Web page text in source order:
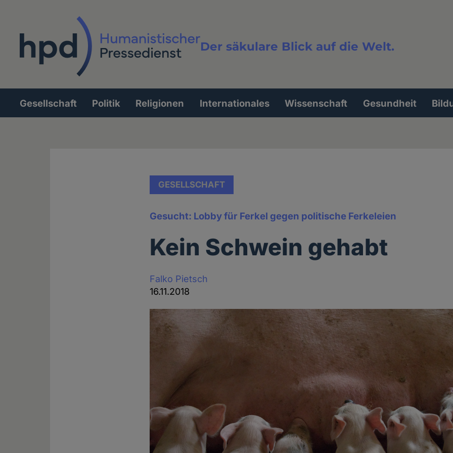
Der säkulare Blick auf die Welt.
Volltextsuche
Hauptnavigation
Gesellschaft Politik Religionen Internationales Wissenschaft Gesundheit
GESELLSCHAFT
Gesucht: Lobby für Ferkel gegen politische Ferkeleien
Kein Schwein gehabt
Falko Pietsch
16.11.2018